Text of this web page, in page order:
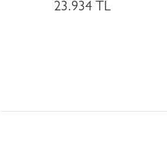
23.934 TL